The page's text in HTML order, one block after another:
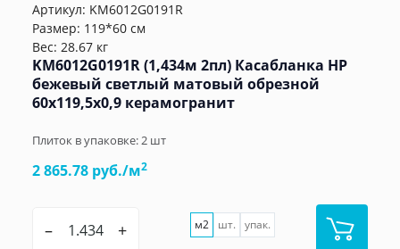
Артикул: KM6012G0191R
Размер: 119*60 см
Вес: 28.67 кг
KM6012G0191R (1,434м 2пл) Касабланка HP
бежевый светлый матовый обрезной
60x119,5x0,9 керамогранит
Плиток в упаковке:2 шт
2 865.78 руб./м2
– + м2 шт. упак.